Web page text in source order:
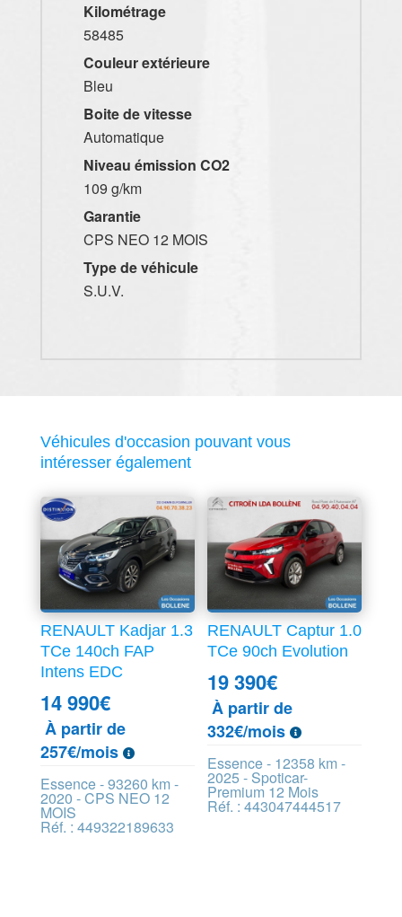
Kilométrage
58485
Couleur extérieure
Bleu
Boite de vitesse
Automatique
Niveau émission CO2
109 g/km
Garantie
CPS NEO 12 MOIS
Type de véhicule
S.U.V.
Véhicules d'occasion pouvant vous
intéresser également
RENAULT Kadjar 1.3
TCe 140ch FAP
Intens EDC
14 990€
À partir de
257€/mois
Essence - 93260 km -
2020 - CPS NEO 12
MOIS
Réf. : 449322189633
RENAULT Captur 1.0
TCe 90ch Evolution
19 390€
À partir de
332€/mois
Essence - 12358 km -
2025 - Spoticar-
Premium 12 Mois
Réf. : 443047444517